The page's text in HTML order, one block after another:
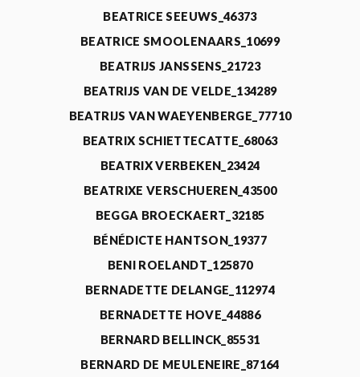
BEATRICE SEEUWS_46373
BEATRICE SMOOLENAARS_10699
BEATRIJS JANSSENS_21723
BEATRIJS VAN DE VELDE_134289
BEATRIJS VAN WAEYENBERGE_77710
BEATRIX SCHIETTECATTE_68063
BEATRIX VERBEKEN_23424
BEATRIXE VERSCHUEREN_43500
BEGGA BROECKAERT_32185
BÉNÉDICTE HANTSON_19377
BENI ROELANDT_125870
BERNADETTE DELANGE_112974
BERNADETTE HOVE_44886
BERNARD BELLINCK_85531
BERNARD DE MEULENEIRE_87164